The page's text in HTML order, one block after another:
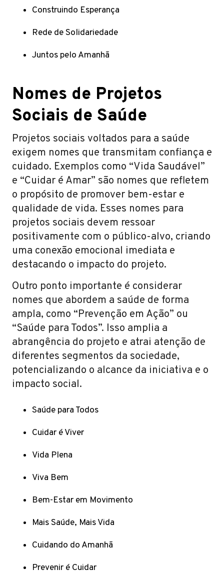
Construindo Esperança
Rede de Solidariedade
Juntos pelo Amanhã
Nomes de Projetos
Sociais de Saúde
Projetos sociais voltados para a saúde
exigem nomes que transmitam confiança e
cuidado. Exemplos como “Vida Saudável”
e “Cuidar é Amar” são nomes que refletem
o propósito de promover bem-estar e
qualidade de vida. Esses nomes para
projetos sociais devem ressoar
positivamente com o público-alvo, criando
uma conexão emocional imediata e
destacando o impacto do projeto.
Outro ponto importante é considerar
nomes que abordem a saúde de forma
ampla, como “Prevenção em Ação” ou
“Saúde para Todos”. Isso amplia a
abrangência do projeto e atrai atenção de
diferentes segmentos da sociedade,
potencializando o alcance da iniciativa e o
impacto social.
Saúde para Todos
Cuidar é Viver
Vida Plena
Viva Bem
Bem-Estar em Movimento
Mais Saúde, Mais Vida
Cuidando do Amanhã
Prevenir é Cuidar